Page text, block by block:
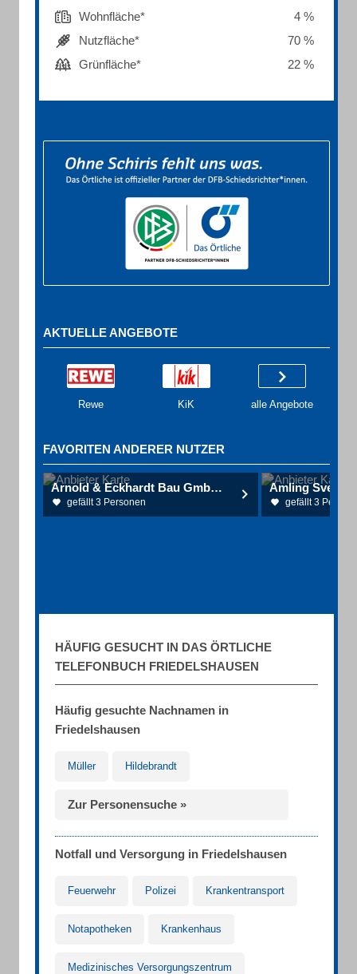
Wohnfläche*
4 %
Nutzfläche*
70 %
Grünfläche*
22 %
AKTUELLE ANGEBOTE
Rewe KiK alle Angebote
FAVORITEN ANDERER NUTZER
Arnold & Eckhardt Bau GmbH & Co. KG
gefällt 3 Personen
Amling Sven
gefällt 3
HÄUFIG GESUCHT IN DAS ÖRTLICHE
TELEFONBUCH FRIEDELSHAUSEN
Häufig gesuchte Nachnamen in
Friedelshausen
Müller Hildebrandt
Zur Personensuche »
Notfall und Versorgung in Friedelshausen
Feuerwehr Polizei Krankentransport
Notapotheken Krankenhaus
Medizinisches Versorgungszentrum